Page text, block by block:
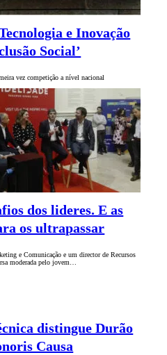
e Inovação
Social’
vez competição a nível nacional
dos lideres. E as
os ultrapassar
e Comunicação e um director de Recursos
moderada pelo jovem…
distingue Durão
Causa